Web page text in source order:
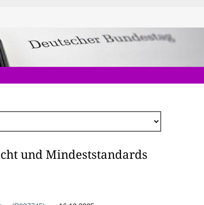
und Mindeststandards